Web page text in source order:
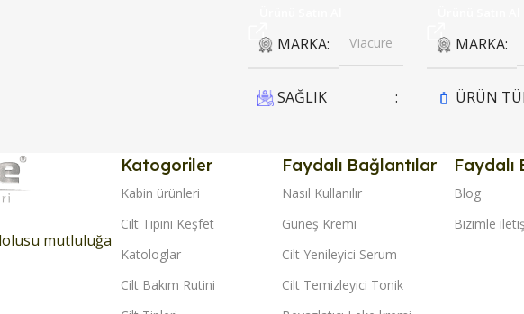
MARKA Viacure
SAĞLIK
ÜRÜN TÜRÜ
Krem
MARKA
ÜRÜN
mutluluğa
Katogoriler
Kabin ürünleri
Cilt Tipini Keşfet
Katologlar
Cilt Bakım Rutini
Faydalı Bağlantılar
Nasıl Kullanılır
Güneş Kremi
Cilt Yenileyici Serum
Cilt Temizleyici Tonik
Faydalı
Blog
Bizimle